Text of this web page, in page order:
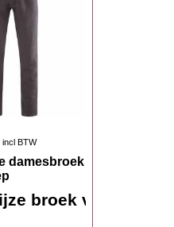
hennep
procent hennep
incl BTW
damesbroek
broek van